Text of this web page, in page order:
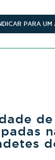
PARA UM